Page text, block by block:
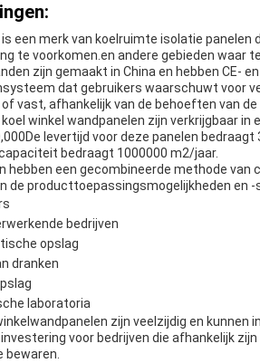
is een merk van koelruimte isolatie
te voorkomen.en andere gebieden waar
zijn gemaakt in China en hebben CE-
dat gebruikers waarschuwt voor
vast, afhankelijk van de behoeften van de
koel winkel wandpanelen zijn verkrijgbaar
levertijd voor deze panelen
bedraagt 1000000 m2/jaar.
hebben een gecombineerde methode van
de producttoepassingsmogelijkheden en -
bedrijven
opslag
dranken
laboratoria
zijn veelzijdig en
voor bedrijven die afhankelijk
bewaren.